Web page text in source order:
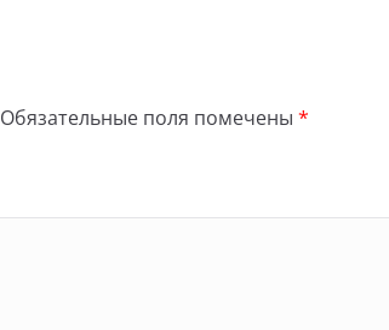
Обязательные поля помечены *